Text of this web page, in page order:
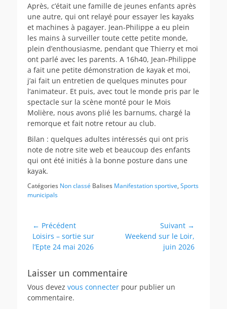
Après, c’était une famille de jeunes enfants après
une autre, qui ont relayé pour essayer les kayaks
et machines à pagayer. Jean-Philippe a eu plein
les mains à surveiller toute cette petite monde,
plein d’enthousiasme, pendant que Thierry et moi
ont parlé avec les parents. A 16h40, Jean-Philippe
a fait une petite démonstration de kayak et moi,
j’ai fait un entretien de quelques minutes pour
l’animateur. Et puis, avec tout le monde pris par le
spectacle sur la scène monté pour le Mois
Molière, nous avons plié les barnums, chargé la
remorque et fait notre retour au club.
Bilan : quelques adultes intéressés qui ont pris
note de notre site web et beaucoup des enfants
qui ont été initiés à la bonne posture dans une
kayak.
Catégories Non classé Balises Manifestation sportive, Sports
municipals
Navigation
de
l’article
← Précédent
Article
précédent :
Loisirs – sortie sur
l’Epte 24 mai 2026
Suivant →
Article
Weekend sur le Loir,
juin 2026
Laisser un commentaire
Vous devez vous connecter pour publier un
commentaire.